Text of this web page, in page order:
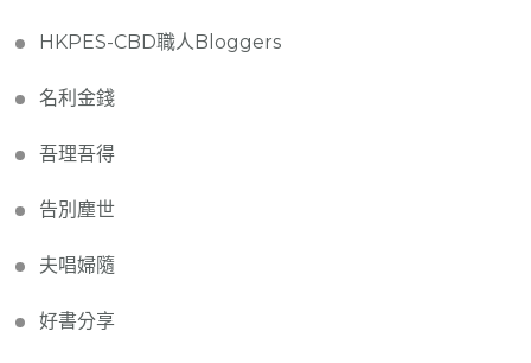
HKPES-CBD職人Bloggers
名利金錢
吾理吾得
告別塵世
夫唱婦隨
好書分享